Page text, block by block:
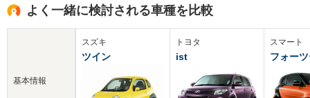
よく一緒に検討される車種を比較
基本情報
スズキ
ツイン
トヨタ
ist
スマート
フォー